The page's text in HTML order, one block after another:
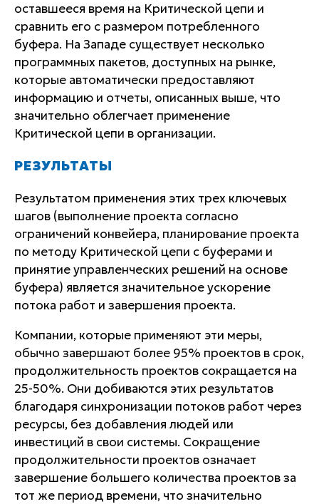
оставшееся время на Критической цепи и
сравнить его с размером потребленного
буфера. На Западе существует несколько
программных пакетов, доступных на рынке,
которые автоматически предоставляют
информацию и отчеты, описанных выше, что
значительно облегчает применение
Критической цепи в организации.
РЕЗУЛЬТАТЫ
Результатом применения этих трех ключевых
шагов (выполнение проекта согласно
ограничений конвейера, планирование проекта
по методу Критической цепи с буферами и
принятие управленческих решений на основе
буфера) является значительное ускорение
потока работ и завершения проекта.
Компании, которые применяют эти меры,
обычно завершают более 95% проектов в срок,
продолжительность проектов сокращается на
25-50%. Они добиваются этих результатов
благодаря синхронизации потоков работ через
ресурсы, без добавления людей или
инвестиций в свои системы. Сокращение
продолжительности проектов означает
завершение большего количества проектов за
тот же период времени, что значительно